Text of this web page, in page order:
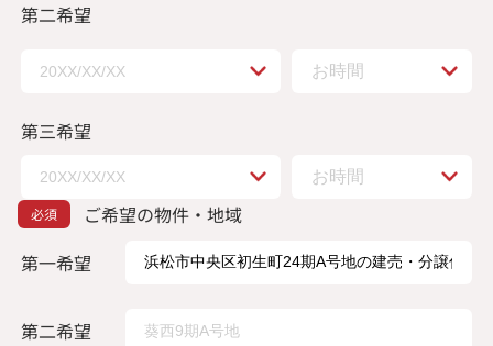
第二希望
第三希望
ご希望の物件・地域
第一希望
第二希望